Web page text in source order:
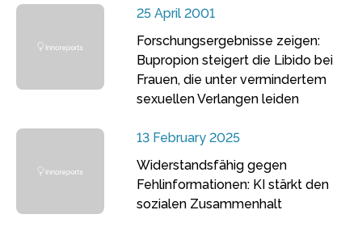
25 April 2001
Forschungsergebnisse zeigen:
Bupropion steigert die Libido bei
Frauen, die unter vermindertem
sexuellen Verlangen leiden
13 February 2025
Widerstandsfähig gegen
Fehlinformationen: KI stärkt den
sozialen Zusammenhalt